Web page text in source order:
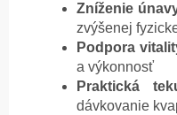
Zníženie
zvýšenej
Podpora
a výkonnosť
Praktická
dávkovanie